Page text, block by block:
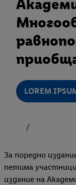
LOREM
За поредно
петима
издание на